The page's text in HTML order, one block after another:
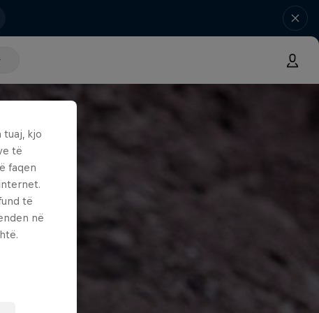
kjo
të
faqen
të
në